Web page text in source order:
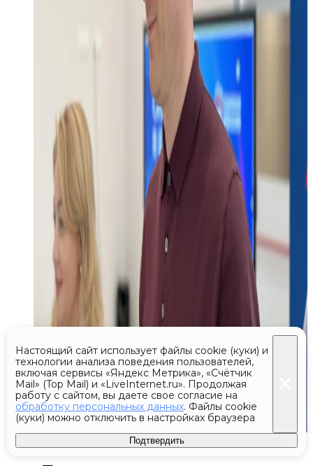
Настоящий сайт использует файлы cookie (куки) и
технологии анализа поведения пользователей,
включая сервисы «Яндекс Метрика», «Счётчик
Mail» (Top Mail) и «LiveInternet.ru». Продолжая
работу с сайтом, вы даете свое согласие на
обработку персональных данных. Файлы cookie
(куки) можно отключить в настройках браузера
Подтвердить